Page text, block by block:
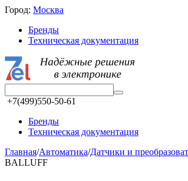
Город: Москва
Бренды
Техническая документация
+7(499)550-50-61
Бренды
Техническая документация
Главная/Автоматика/Датчики и
BALLUFF